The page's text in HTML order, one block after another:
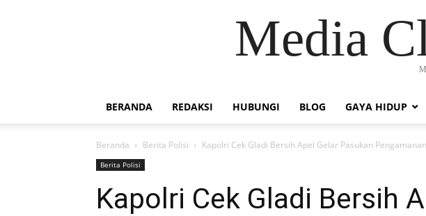
Media
BERANDA REDAKSI HUBUNGI BLOG GAYA HIDUP
Beranda Berita Polisi Kapolri Cek Gladi Bersih Apel Gelar Pasukan
Berita Polisi
Kapolri Cek Gladi Bersih